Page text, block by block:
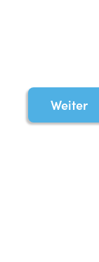
Weiter